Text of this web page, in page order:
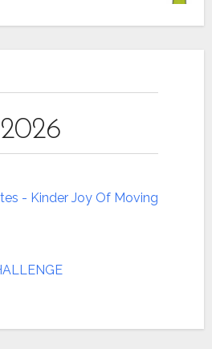
- Kinder Joy Of Moving